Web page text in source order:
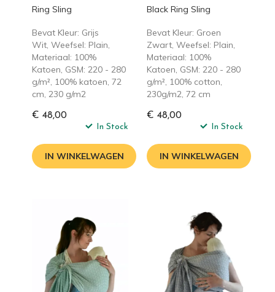
Ring Sling
Bevat Kleur: Grijs
Wit, Weefsel: Plain,
Materiaal: 100%
Katoen, GSM: 220 - 280
g/m², 100% katoen, 72
cm, 230 g/m2
€ 48,00
In Stock
IN WINKELWAGEN
Black Ring Sling
Bevat Kleur: Groen
Zwart, Weefsel: Plain,
Materiaal: 100%
Katoen, GSM: 220 - 280
g/m², 100% cotton,
230g/m2, 72 cm
€ 48,00
In Stock
IN WINKELWAGEN